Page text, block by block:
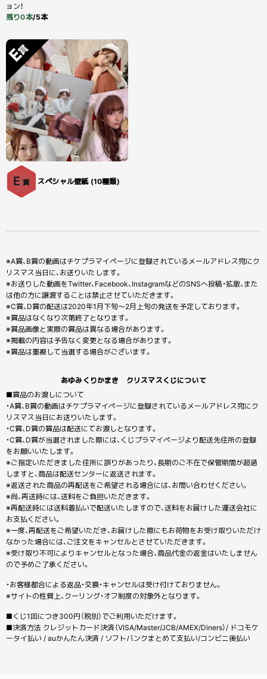
ョン！
残り0本/5本
E 賞 スペシャル壁紙 (10種類)
※A賞、B賞の動画はチケプラマイページに登録されているメールアドレス宛にク
リスマス当日に、お送りいたします。
※お送りした動画をTwitter、Facebook、InstagramなどのSNSへ投稿・拡散、また
は他の方に譲渡することは禁止させていただきます。
※C賞、D賞の配送は2020年1月下旬～2月上旬の発送を予定しております。
※賞品はなくなり次第終了となります。
※賞品画像と実際の賞品は異なる場合があります。
※掲載の内容は予告なく変更となる場合があります。
※賞品は重複して当選する場合がございます。
あゆみくりかまき クリスマスくじについて
■賞品のお渡しについて
・A賞、B賞の動画はチケプラマイページに登録されているメールアドレス宛にク
リスマス当日にお送りいたします。
・C賞、D賞の賞品は配送にてお渡しとなります。
・C賞、D賞が当選されました際には、くじプラマイページより配送先住所の登録
をお願いいたします。
※ご指定いただきました住所に誤りがあったり、長期のご不在で保管期間が超過
しますと、商品は配送センターに返送されます。
※返送された商品の再配送をご希望される場合には、お問い合わせください。
※尚、再送時には、送料をご負担いただきます。
※再配送時には送料着払いで配送いたしますので、送料をお届けした運送会社に
お支払ください。
※一度、再配送をご希望いただき、お届けした際にもお荷物をお受け取りいただけ
なかった場合には、ご注文をキャンセルとさせていただきます。
※受け取り不可によりキャンセルとなった場合、商品代金の返金はいたしません
ので予めご了承ください。
・お客様都合による返品・交換・キャンセルは受け付けておりません。
※サイトの性質上、クーリング・オフ制度の対象外となります。
■くじ1回につき300円（税別）でご利用いただけます。
■決済方法 クレジットカード決済（VISA/Master/JCB/AMEX/Diners）/ ドコモケ
ータイ払い / auかんたん決済 / ソフトバンクまとめて支払い/コンビニ後払い